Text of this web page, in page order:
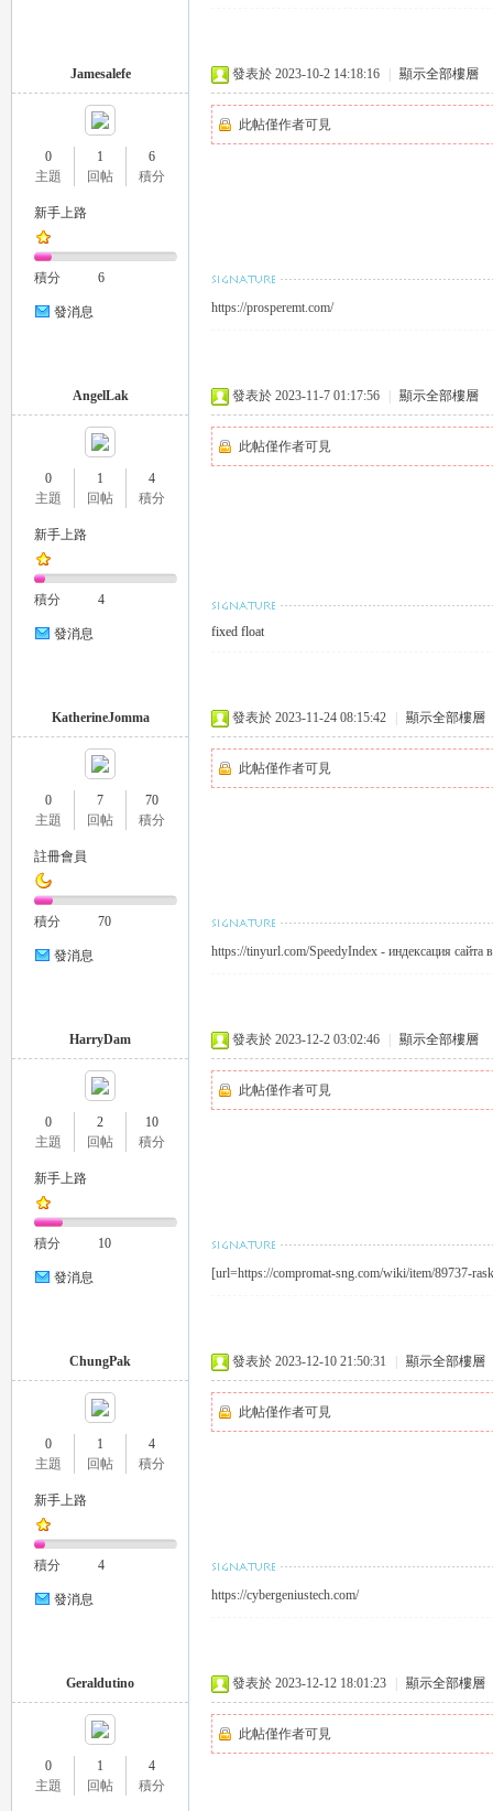
Jamesalefe
0
主題
1
回帖
6
積分
新手上路
積分 6
發消息
發表於 2023-10-2 14:18:16 顯示全部樓層
此帖僅作者可見
https://prosperemt.com/
AngelLak
0
主題
1
回帖
4
積分
新手上路
積分 4
發消息
發表於 2023-11-7 01:17:56 顯示全部樓層
此帖僅作者可見
fixed float
KatherineJomma
0
主題
7
回帖
70
積分
註冊會員
積分 70
發消息
發表於 2023-11-24 08:15:42 顯示全部樓層
此帖僅作者可見
https://tinyurl.com/SpeedyIndex - индексация сайта
HarryDam
0
主題
2
回帖
10
積分
新手上路
積分 10
發消息
發表於 2023-12-2 03:02:46 顯示全部樓層
此帖僅作者可見
[url=https://compromat-sng.com/wiki/item/89737-
ChungPak
0
主題
1
回帖
4
積分
新手上路
積分 4
發消息
發表於 2023-12-10 21:50:31 顯示全部樓層
此帖僅作者可見
https://cybergeniustech.com/
Geraldutino
0
主題
1
回帖
4
積分
發表於 2023-12-12 18:01:23 顯示全部樓層
此帖僅作者可見